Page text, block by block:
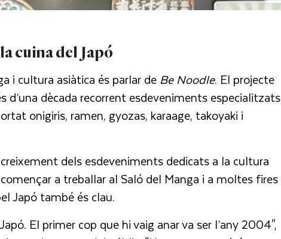
cuina del Japó
i cultura asiàtica és parlar de Be Noodle. El projecte
d’una dècada recorrent esdeveniments especialitzats
onigiris, ramen, gyozas, karaage, takoyaki i
dels esdeveniments dedicats a la cultura
a treballar al Saló del Manga i a moltes fires
Japó també és clau.
El primer cop que hi vaig anar va ser l’any 2004",